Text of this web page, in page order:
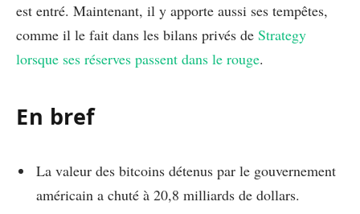
est entré. Maintenant, il y apporte aussi ses tempêtes,
comme il le fait dans les bilans privés de Strategy
lorsque ses réserves passent dans le rouge.
En bref
La valeur des bitcoins détenus par le gouvernement
américain a chuté à 20,8 milliards de dollars.